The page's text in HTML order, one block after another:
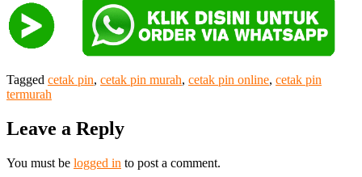
Tagged cetak pin, cetak pin murah, cetak pin online, cetak pin
termurah
Leave a Reply
You must be logged in to post a comment.